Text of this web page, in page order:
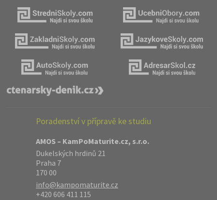
Poradenství v přípravě ke studiu
AMOS – KamPoMaturite.cz, s.r.o.
Dukelských hrdinů 21
Praha 7
170 00
info@kampomaturite.cz
+420 606 411 115